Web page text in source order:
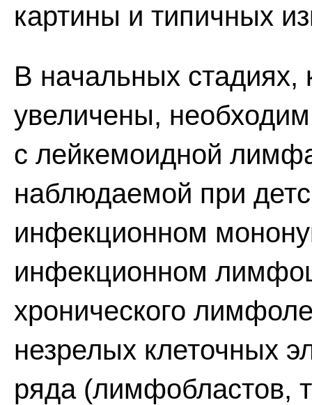
картины и типичных
В начальных стадиях,
увеличены,
с лейкемоидной
наблюдаемой при
инфекционном
инфекционном
хронического
незрелых клеточных
ряда (лимфобластов,